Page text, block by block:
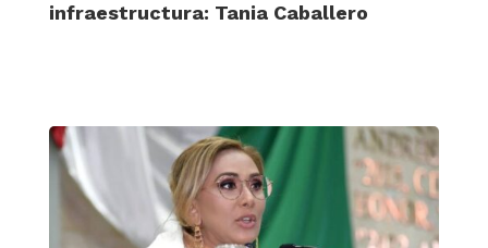
infraestructura: Tania Caballero